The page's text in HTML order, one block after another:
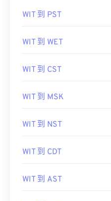
WIT 到 PST
WIT 到 WET
WIT 到 CST
WIT 到 MSK
WIT 到 NST
WIT 到 CDT
WIT 到 AST